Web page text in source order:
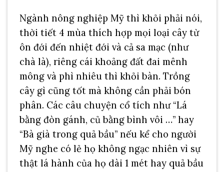
Ngành nông nghiệp Mỹ thì khỏi phải nói,
thời tiết 4 mùa thích hợp mọi loại cây từ
ôn đới đến nhiệt đới và cả sa mạc (như
chà là), riêng cái khoảng đất đai mênh
mông và phì nhiêu thì khỏi bàn. Trồng
cây gì cũng tốt mà không cần phải bón
phân. Các câu chuyện cổ tích như “Lá
bằng đòn gánh, củ bằng bình vôi …” hay
“Bà già trong quả bầu” nếu kể cho người
Mỹ nghe có lẻ họ không ngạc nhiên vì sự
thật lá hành của họ dài 1 mét hay quả bầu